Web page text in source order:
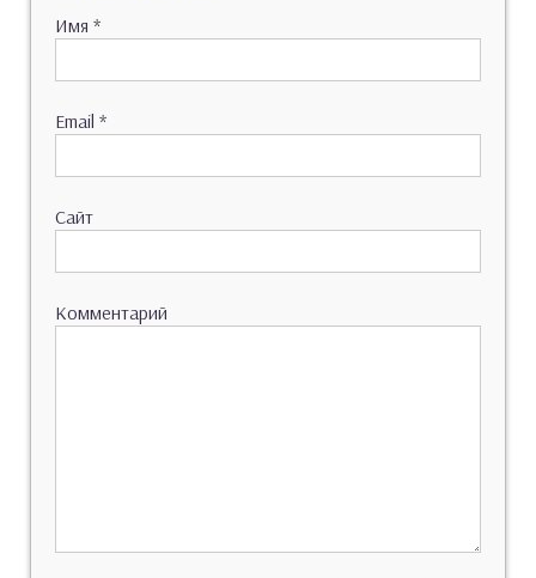
Имя *
Email *
Сайт
Комментарий